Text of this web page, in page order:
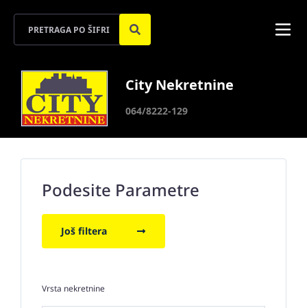
City Nekretnine
064/8222-129
Podesite Parametre
Još filtera
Vrsta nekretnine